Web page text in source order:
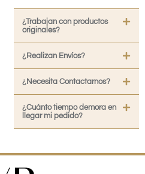
¿Trabajan con productos
originales?
¿Realizan Envíos?
¿Necesita Contactarnos?
¿Cuánto tiempo demora en
llegar mi pedido?